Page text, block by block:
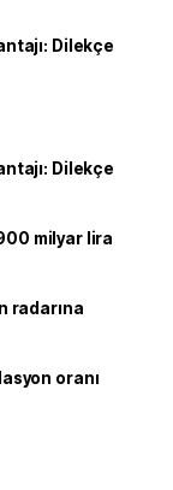
Dilekçe
Dilekçe
milyar lira
radarına
oranı